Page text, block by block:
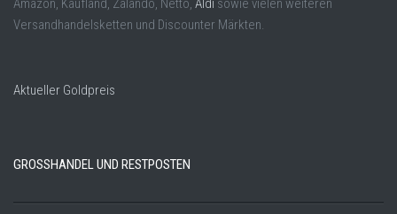
Amazon, Kaufland, Zalando, Netto, Aldi sowie vielen weiteren
Versandhandelsketten und Discounter Märkten.
Aktueller Goldpreis
GROSSHANDEL UND RESTPOSTEN